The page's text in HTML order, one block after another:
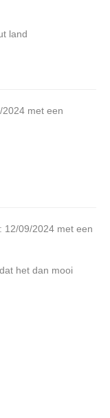
land
met een
12/09/2024 met een
het dan mooi